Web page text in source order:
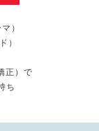
）
）
正）で
ち